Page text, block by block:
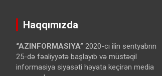
Haqqımızda
“AZINFORMASIYA” 2020-cı ilin sentyabrın
25-də fəaliyyətə başlayıb və müstəqil
informasiya siyasəti həyata keçirən media